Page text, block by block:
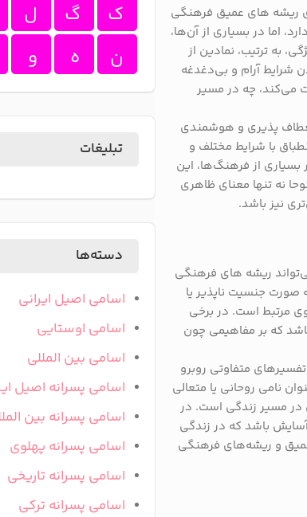
ریشه‌ های عمیق فرهنگی
اما در بسیاری از آن‌ها،
به ترتیب، نمادین از
شرایط آرام و بی‌دغدغه
می‌کند، چه در مسیر
‌پذیری و هوشمندی
با شرایط مختلف و
از فرهنگ‌ها، این
نه تنها معنای ظاهری
نیز باشد.
ریشه‌ های فرهنگی
صورت جنسیت ‌ناپذیر یا
مرتبط است. در برخی
که بر مفاهیمی چون
متفاوتی روبرو
نامی روحانی یا متعالی
در مسیر زندگی است. در
باشد که در زندگی
عمیق و ریشه‌های فرهنگی
ک
گ
ل
ن
ه و
تبلیغات
دسته‌ها
اسامی اصیل ایرانی
اسامی اوستایی
اسامی بین المللی
اسامی پسرانه اصیل
اسامی پسرانه بین
اسامی پسرانه پهلوی
اسامی پسرانه تاریخی
اسامی پسرانه ترکی